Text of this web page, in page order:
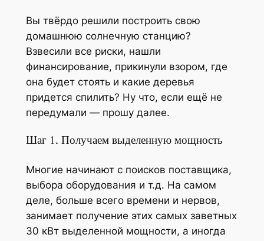
Вы твёрдо решили построить свою
домашнюю солнечную станцию?
Взвесили все риски, нашли
финансирование, прикинули взором, где
она будет стоять и какие деревья
придется спилить? Ну что, если ещё не
передумали — прошу далее.
Шаг 1. Получаем выделенную мощность
Многие начинают с поисков поставщика,
выбора оборудования и т.д. На самом
деле, больше всего времени и нервов,
занимает получение этих самых заветных
30 кВт выделенной мощности, а иногда